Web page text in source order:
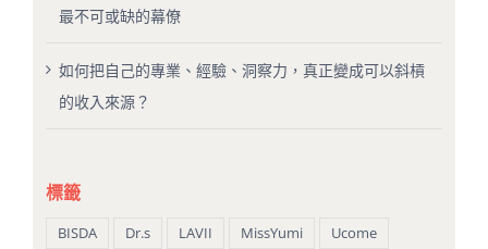
最不可或缺的幕僚
如何把自己的專業、經驗、洞察力，真正變成可以斜槓
的收入來源？
標籤
BISDA Dr.s LAVII MissYumi
Ucome